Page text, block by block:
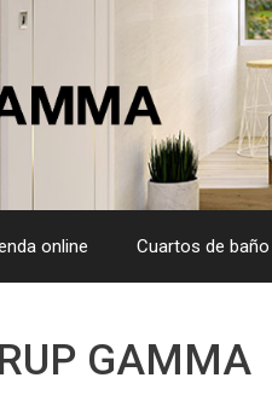
online Cuartos de baño
GAMMA